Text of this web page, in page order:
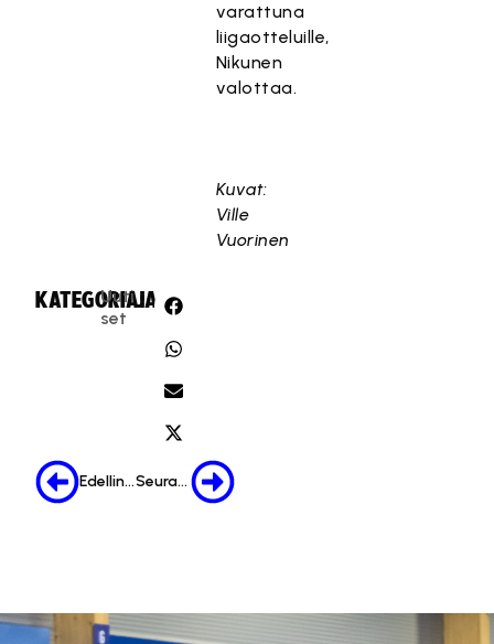
varattuna
liigaotteluille,
Nikunen
valottaa.
Kuvat:
Ville
Vuorinen
KATEGORIA:
Uuti
set
JAA:
Edellinen Seuraava